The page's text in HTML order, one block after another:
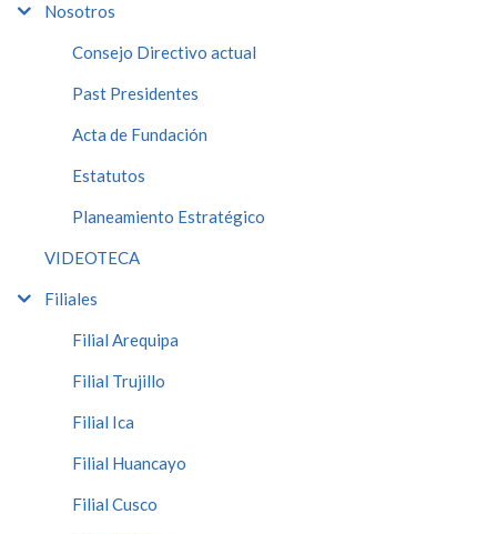
Nosotros
Consejo Directivo actual
Past Presidentes
Acta de Fundación
Estatutos
Planeamiento Estratégico
VIDEOTECA
Filiales
Filial Arequipa
Filial Trujillo
Filial Ica
Filial Huancayo
Filial Cusco